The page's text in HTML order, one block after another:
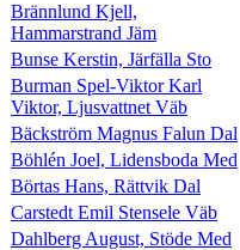
Brännlund Kjell,
Hammarstrand Jäm
Bunse Kerstin, Järfälla Sto
Burman Spel-Viktor Karl
Viktor, Ljusvattnet Väb
Bäckström Magnus Falun Dal
Böhlén Joel, Lidensboda Med
Börtas Hans, Rättvik Dal
Carstedt Emil Stensele Väb
Dahlberg August, Stöde Med